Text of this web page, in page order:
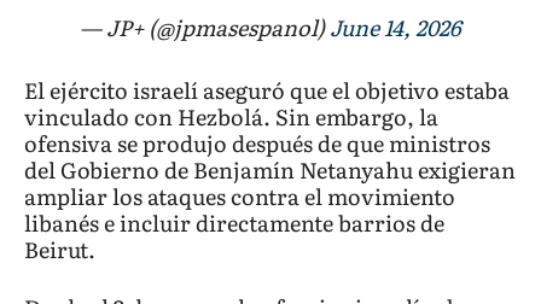
— JP+ (@jpmasespanol)June 14, 2026
El ejército israelí aseguró que el objetivo estaba
vinculado con Hezbolá. Sin embargo, la
ofensiva se produjo después de que ministros
del Gobierno de Benjamín Netanyahu exigieran
ampliar los ataques contra el movimiento
libanés e incluir directamente barrios de
Beirut.